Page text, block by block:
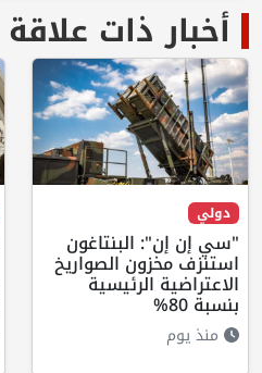
أخبار ذات علاقة
دولي
"سي إن إن": البنتاغون
استنزف مخزون الصواريخ
الاعتراضية الرئيسية
بنسبة 80%
منذ يوم